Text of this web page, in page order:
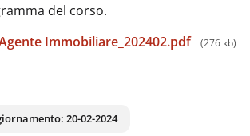
del corso.
Immobiliare_202402.pdf (276 kb)
20-02-2024